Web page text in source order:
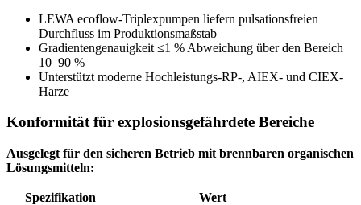
LEWA ecoflow-Triplexpumpen liefern pulsationsfreien
Durchfluss im Produktionsmaßstab
Gradientengenauigkeit ≤1 % Abweichung über den Bereich
10–90 %
Unterstützt moderne Hochleistungs-RP-, AIEX- und CIEX-
Harze
Konformität für explosionsgefährdete Bereiche
Ausgelegt für den sicheren Betrieb mit brennbaren organischen
Lösungsmitteln:
Spezifikation
Wert